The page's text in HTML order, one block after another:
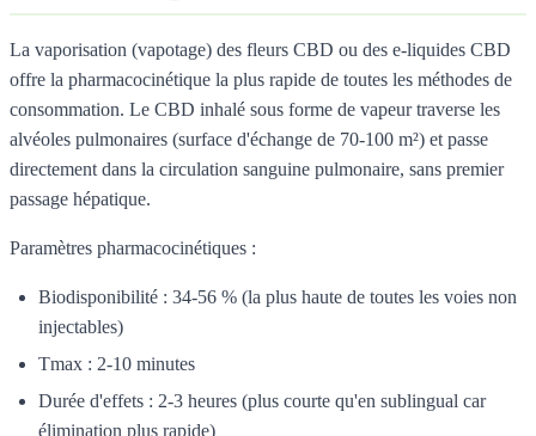
La vaporisation (vapotage) des fleurs CBD ou des e-liquides CBD
offre la pharmacocinétique la plus rapide de toutes les méthodes de
consommation. Le CBD inhalé sous forme de vapeur traverse les
alvéoles pulmonaires (surface d'échange de 70-100 m²) et passe
directement dans la circulation sanguine pulmonaire, sans premier
passage hépatique.
Paramètres pharmacocinétiques :
Biodisponibilité : 34-56 % (la plus haute de toutes les voies non
injectables)
Tmax : 2-10 minutes
Durée d'effets : 2-3 heures (plus courte qu'en sublingual car
élimination plus rapide)